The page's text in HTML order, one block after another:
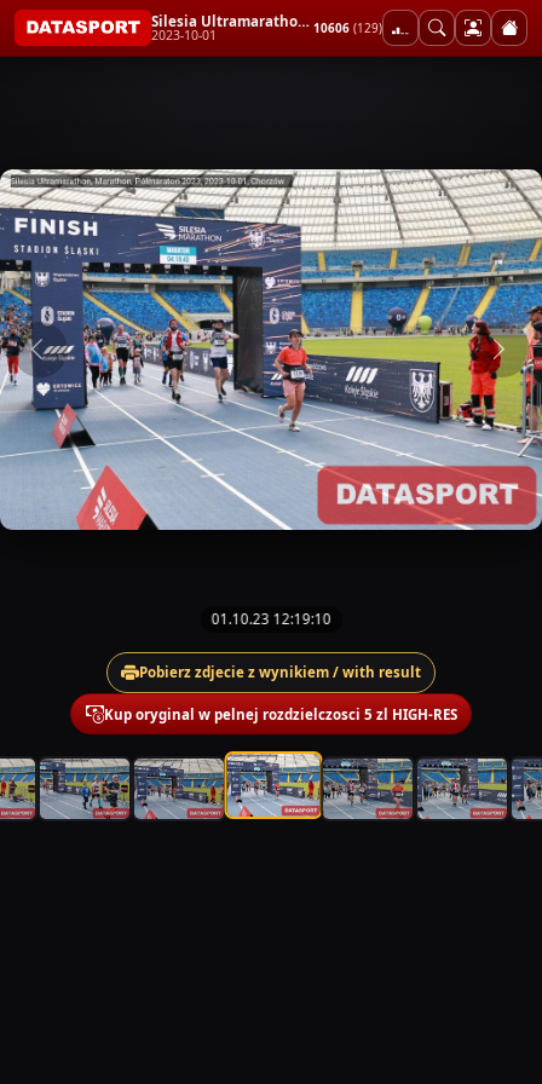
Silesia Ultramarathon, Marathon, Półmaraton 2023
2023-10-01 10606 (129)
01.10.23 12:19:10
Pobierz zdjecie z wynikiem / with result
Kup oryginal w pelnej rozdzielczosci 5 zl HIGH-RES